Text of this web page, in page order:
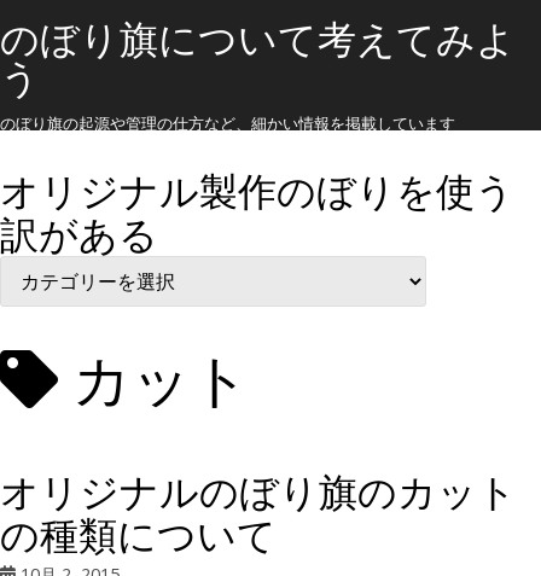
のぼり旗について考えてみよ
う
のぼり旗の起源や管理の仕方など、細かい情報を掲載しています
オリジナル製作のぼりを使う
訳がある
オ
ジ
ル
製
作
を
使
う
訳
が
カット
オリジナルのぼり旗のカット
の種類について